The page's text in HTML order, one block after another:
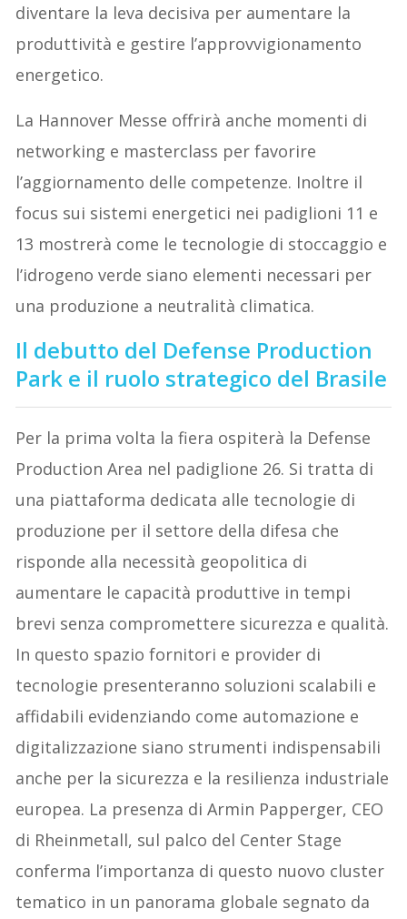
diventare la leva decisiva per aumentare la
produttività e gestire l’approvvigionamento
energetico.
La Hannover Messe offrirà anche momenti di
networking e masterclass per favorire
l’aggiornamento delle competenze. Inoltre il
focus sui sistemi energetici nei padiglioni 11 e
13 mostrerà come le tecnologie di stoccaggio e
l’idrogeno verde siano elementi necessari per
una produzione a neutralità climatica.
Il debutto del Defense Production
Park e il ruolo strategico del Brasile
Per la prima volta la fiera ospiterà la Defense
Production Area nel padiglione 26. Si tratta di
una piattaforma dedicata alle tecnologie di
produzione per il settore della difesa che
risponde alla necessità geopolitica di
aumentare le capacità produttive in tempi
brevi senza compromettere sicurezza e qualità.
In questo spazio fornitori e provider di
tecnologie presenteranno soluzioni scalabili e
affidabili evidenziando come automazione e
digitalizzazione siano strumenti indispensabili
anche per la sicurezza e la resilienza industriale
europea. La presenza di Armin Papperger, CEO
di Rheinmetall, sul palco del Center Stage
conferma l’importanza di questo nuovo cluster
tematico in un panorama globale segnato da